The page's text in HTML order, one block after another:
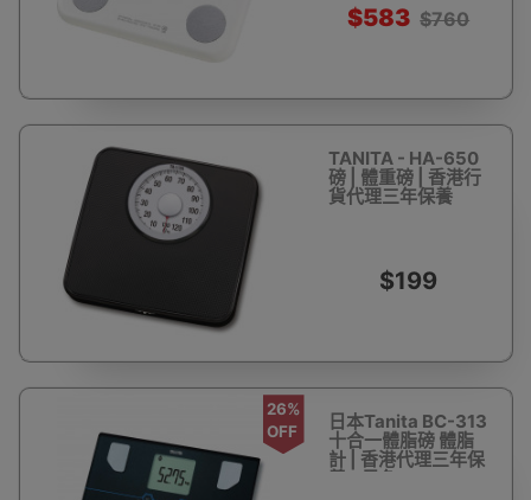
$583 $760
TANITA - HA-650
磅 | 體重磅 | 香港行
貨代理三年保養
$199
26%
OFF
日本Tanita BC-313
十合一體脂磅 體脂
計 | 香港代理三年保
養 - 黑色